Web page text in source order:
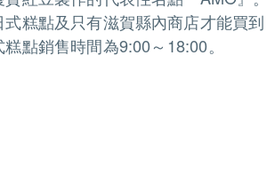
糕點及只有滋賀縣內商店才能買到
點銷售時間為9:00～18:00。